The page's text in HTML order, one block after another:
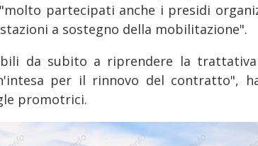
partecipati anche i presidi
a sostegno della mobilitazione".
da subito a riprendere la
per il rinnovo del contratto",
promotrici.